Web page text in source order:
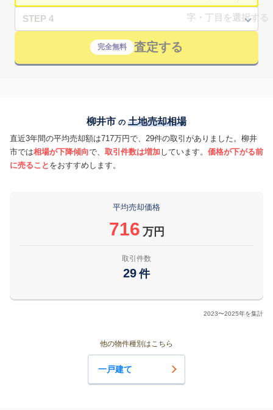
STEP 4
完全無料 査定する
柳井市 の 土地売却相場
直近3年間の平均売却額は717万円で、29件の取引がありました。柳井
市では相場が下降傾向で、 取引件数は増加しています。 価格が下がる前
に売ること をおすすめします。
平均売却価格
716 万円
取引件数
29 件
2023〜2025年を集計
他の物件種別はこちら
一戸建て